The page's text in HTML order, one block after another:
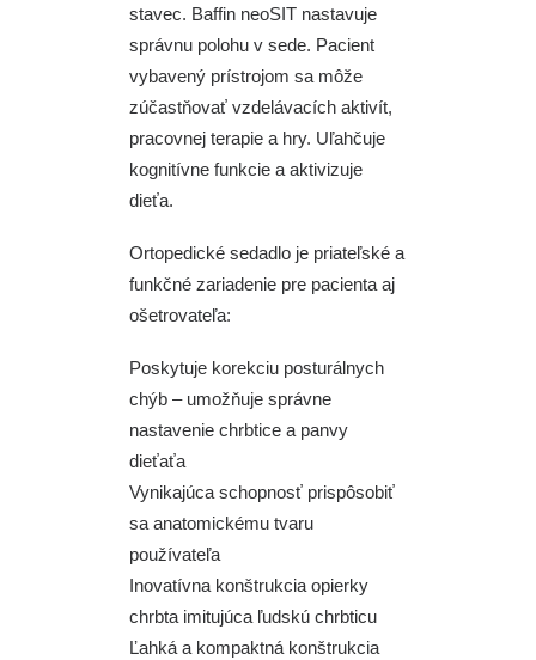
stavec. Baffin neoSIT nastavuje
správnu polohu v sede. Pacient
vybavený prístrojom sa môže
zúčastňovať vzdelávacích aktivít,
pracovnej terapie a hry. Uľahčuje
kognitívne funkcie a aktivizuje
dieťa.
Ortopedické sedadlo je priateľské a
funkčné zariadenie pre pacienta aj
ošetrovateľa:
Poskytuje korekciu posturálnych
chýb – umožňuje správne
nastavenie chrbtice a panvy
dieťaťa
Vynikajúca schopnosť prispôsobiť
sa anatomickému tvaru
používateľa
Inovatívna konštrukcia opierky
chrbta imitujúca ľudskú chrbticu
Ľahká a kompaktná konštrukcia